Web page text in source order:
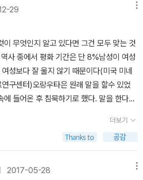
10개월 만에 무려 140여 점의 풍속화를
라진 ‘토슈사이 샤라쿠’라는 전설적인 일
이 있다. 당시 연풍현감으로 재
의 밀명으로 일본으로 건너가 일본의 풍습
이 그림으로 그려왔다는 것이다. 뿐만 아니
본의 화풍과는 너무 다르며, 오히려 조선
는 것이 중론이다. 한편, 뛰어난 실
물인 김홍도와는 달리 거의 전생애가 미스
있는 혜원 신윤복이야말로 토슈사이 샤라
는 이들도 있다.-345쪽동화가 왜 그렇게
에 <몽실언니> 연재를 시작했다가 '인민
이 나만 못하다고 생각하면 안되는 거다그
간인데 어찌하여빈한 자는 부한 자의노예
순하고 때묻지 않은어린 소녀들이때묻고
합니까사회의 현실입니까?빈부의 법칙입
번지 평화시장에서전태일이근로기준법
키라고 외치면서몸에 불을 질렀다고 그래
의 직장은시내 동대문구 평화시장으로종업
나 저희들은근로기준법의 혜택을조금도 못
90% 이상이평균 연령 18세의 여성이며 4
은 평균연령 15세의 어린이입니다노동청에
없으니까차라리 자기 한 몸 죽으면캄캄
서 ‘김광석‘ 이라는 이름을 많은사람들
솔로로 전환한 후 많은 히트곡들을 잇따
포크 음악의 계보를 새롭게 써 나갔다. 특
석, 김민기 등이 보여주었던 저항적이
현대화시켜 자신만의 독특한 음악세계를 형
터 절대적인 지지를 받았다.1996년 1월 6
은 나이에 불의의 자살로생을 마감했다.☆
호승, 작곡 백창우풀잎은 쓰러져도 하늘을
름답긴 어려워라시대의 새벽 길 홀로 걷다가
언 강 바람 속으로 무덤도 없이세찬 눈보
지 말고 그대 잘 가라시대의 새벽 길 홀로
29
이 무엇인지 알고 있다면 그건 모두 맞는 것
사 중에서 평화 기간은 단 8%남성이 여성
성보다 잘 울지 않기 때문이다(미국 미네
구센터)오랑우타은 원래 말을 할수 있었
에 들어온 후 침묵하기로 했다. 말을 한다는
더보기
2017-05-28